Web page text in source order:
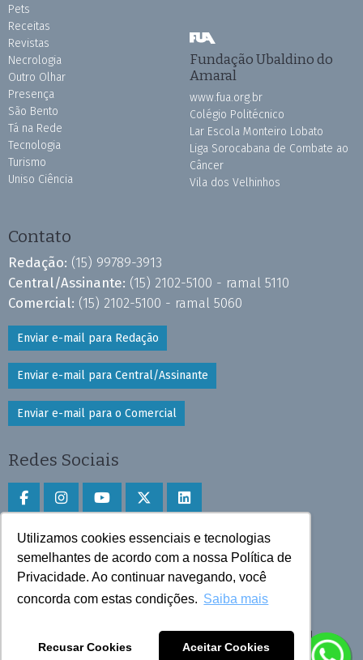
Utilizamos cookies essenciais e tecnologias
semelhantes de acordo com a nossa Política de
Privacidade. Ao continuar navegando, você
concorda com estas condições. Saiba mais
Recusar Cookies Aceitar Cookies
Pets
Receitas
Revistas
Necrologia
Outro Olhar
Presença
São Bento
Tá na Rede
Tecnologia
Turismo
Uniso Ciência
Fundação Ubaldino do
Amaral
www.fua.org.br
Colégio Politécnico
Lar Escola Monteiro Lobato
Liga Sorocabana de Combate ao
Câncer
Vila dos Velhinhos
Contato
Redação: (15) 99789-3913
Central/Assinante: (15) 2102-5100 - ramal 5110
Comercial: (15) 2102-5100 - ramal 5060
Enviar e-mail para Redação
Enviar e-mail para Central/Assinante
Enviar e-mail para o Comercial
Redes Sociais
Faça download do aplicativo
Play Store e App Store
Todos os direitos reservados © 2025 Cruzeiro do Sul